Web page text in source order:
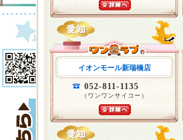
イオンモール新瑞橋店
052-811-1135
（ワンワンサイコー）